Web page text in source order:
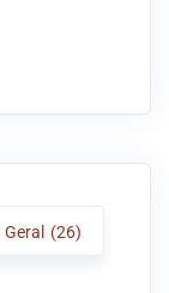
Geral (26)